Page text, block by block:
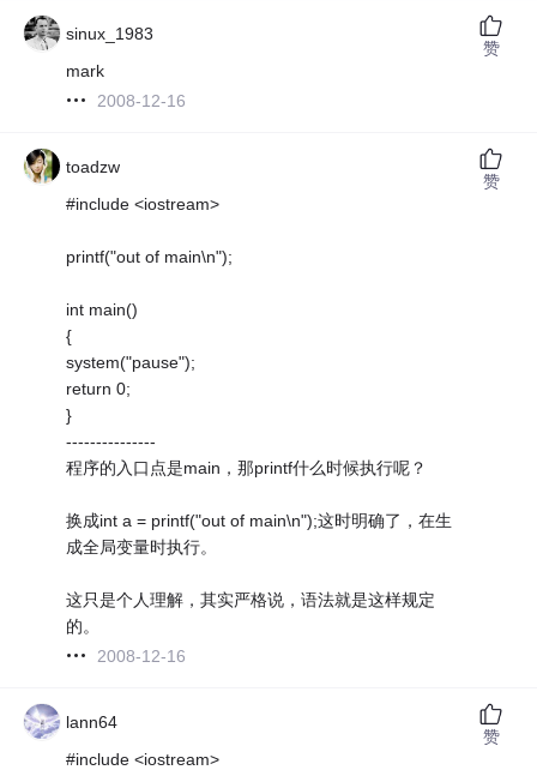
sinux_1983
mark
2008-12-16
赞
toadzw
#include <iostream>
printf("out of main\n");
int main()
{
system("pause");
return 0;
}
---------------
程序的入口点是main，那printf什么时候执行呢？
换成int a = printf("out of main\n");这时明确了，在生
成全局变量时执行。
这只是个人理解，其实严格说，语法就是这样规定
的。
2008-12-16
赞
lann64
#include <iostream>
赞